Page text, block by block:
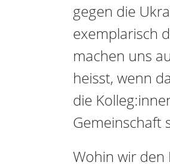
gegen die
exemplarisch
machen uns
heisst, wenn
die
Gemeinschaft
Wohin wir den